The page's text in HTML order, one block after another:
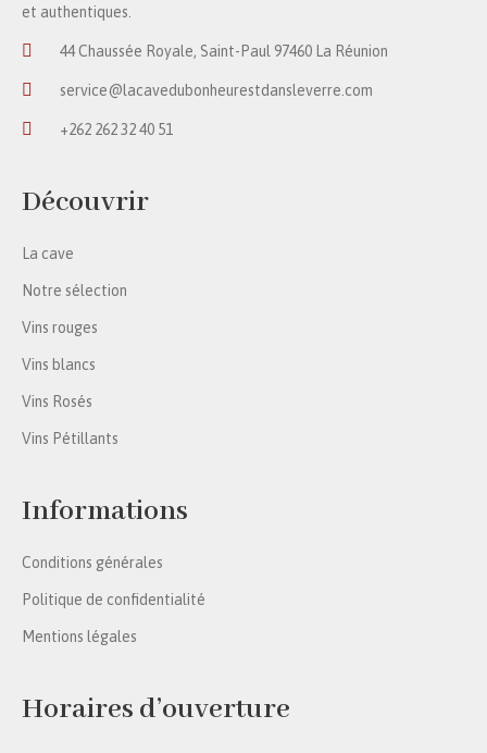
et authentiques.
44 Chaussée Royale, Saint-Paul 97460 La Réunion
service@lacavedubonheurestdansleverre.com
+262 262 32 40 51
Découvrir
La cave
Notre sélection
Vins rouges
Vins blancs
Vins Rosés
Vins Pétillants
Informations
Conditions générales
Politique de confidentialité
Mentions légales
Horaires d’ouverture